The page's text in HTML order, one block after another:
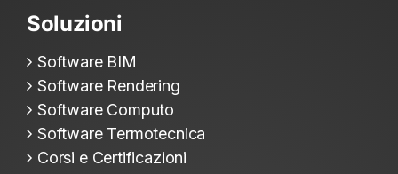
Soluzioni
Software BIM
Software Rendering
Software Computo
Software Termotecnica
Corsi e Certificazioni